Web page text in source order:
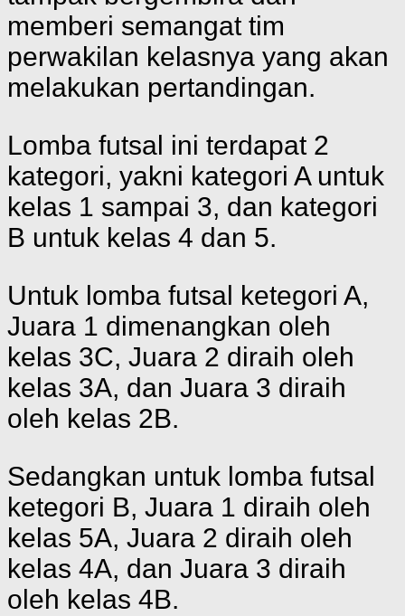
memberi semangat tim
perwakilan kelasnya yang akan
melakukan pertandingan.
Lomba futsal ini terdapat 2
kategori, yakni kategori A untuk
kelas 1 sampai 3, dan kategori
B untuk kelas 4 dan 5.
Untuk lomba futsal ketegori A,
Juara 1 dimenangkan oleh
kelas 3C, Juara 2 diraih oleh
kelas 3A, dan Juara 3 diraih
oleh kelas 2B.
Sedangkan untuk lomba futsal
ketegori B, Juara 1 diraih oleh
kelas 5A, Juara 2 diraih oleh
kelas 4A, dan Juara 3 diraih
oleh kelas 4B.